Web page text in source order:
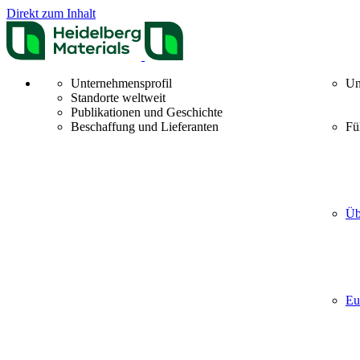
Direkt zum Inhalt
Unternehmensprofil
Standorte weltweit
Publikationen und Geschichte
Beschaffung und Lieferanten